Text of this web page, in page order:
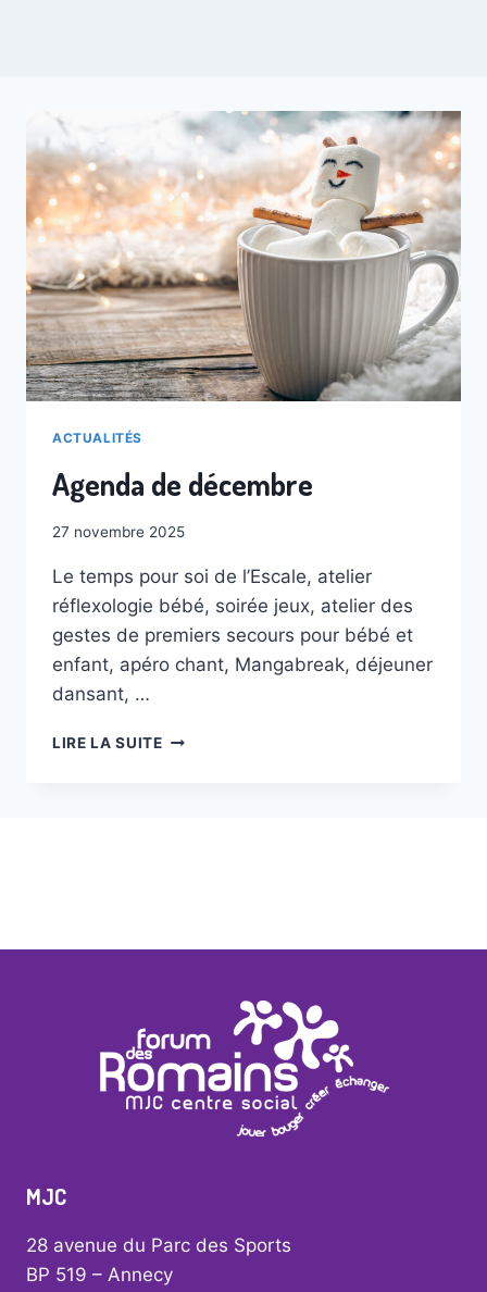
ACTUALITÉS
Agenda de décembre
27 novembre 2025
Le temps pour soi de l’Escale, atelier
réflexologie bébé, soirée jeux, atelier des
gestes de premiers secours pour bébé et
enfant, apéro chant, Mangabreak, déjeuner
dansant, …
LIRE LA SUITE AGENDA
MJC
28 avenue du Parc des Sports
BP 519 – Annecy